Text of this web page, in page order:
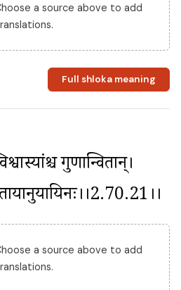
a source above to add
Full shloka meaning
गुणान्वितान्।
a source above to add